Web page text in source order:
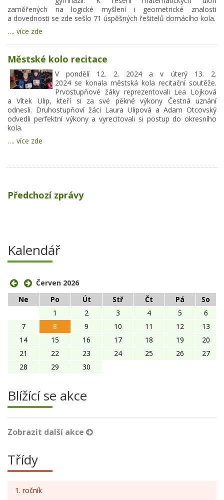
zaměřených na logické myšlení i geometrické znalosti
a dovednosti se zde sešlo 71 úspěšných řešitelů domácího kola.
…. více zde
Městské kolo recitace
V pondělí 12. 2. 2024 a v úterý 13. 2.
2024 se konala městská kola recitační soutěže.
Prvostupňové žáky reprezentovali Lea Lojková
a Vítek Ulip, kteří si za své pěkné výkony Čestná uznání
odnesli. Druhostupňoví žáci Laura Ulipová a Adam Otcovský
odvedli perfektní výkony a vyrecitovali si postup do okresního
kola.
…. více zde
Předchozí zprávy
Kalendář
Červen 2026
Ne
Po Út Stř Čt Pá
So
1
2 3 4 5
6
7
8 9 10 11 12
13
14
15 16 17 18 19
20
21
22 23 24 25 26
27
28
29 30
Blížící se akce
Zobrazit další akce
Třídy
1. ročník